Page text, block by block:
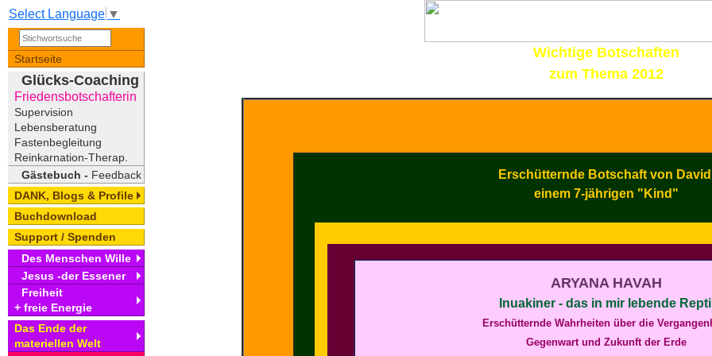
Select Language ▼
Startseite
Glücks-Coaching
Friedensbotschafterin
Supervision
Lebensberatung
Fastenbegleitung
Reinkarnation-Therap.
Gästebuch - Feedback
DANK, Blogs & Profile
Buchdownload
Support / Spenden
Des Menschen Wille
Jesus -der Essener
Freiheit
+ freie Energie
Das Ende der
materiellen Welt
Wichtige Botschaften
zum Thema 2012
Erschütternde Botschaft von
einem 7-jährigen "Kind"
ARYANA HAVAH
Inuakiner - das in mir lebende Reptil
Erschütternde Wahrheiten über die
Gegenwart und Zukunft der Erde